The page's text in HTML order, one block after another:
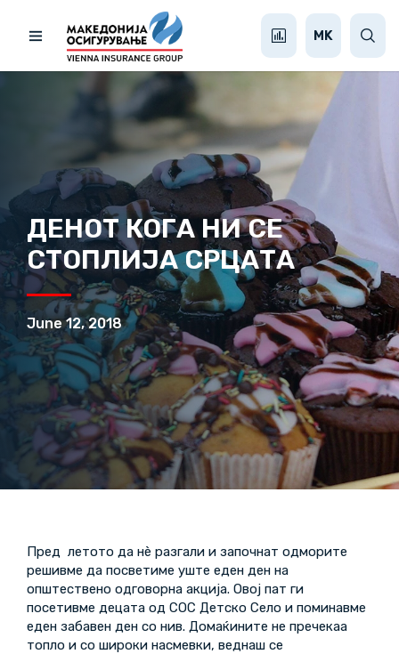
MK
ДЕНОТ КОГА НИ СЕ
СТОПЛИЈА СРЦАТА
June 12, 2018
Пред летото да нè разгали и започнат одморите
решивме да посветиме уште еден ден на
општествено одговорна акција. Овој пат ги
посетивме децата од СОС Детско Село и поминавме
еден забавен ден со нив. Домаќините не пречекаа
топло и со широки насмевки, веднаш се